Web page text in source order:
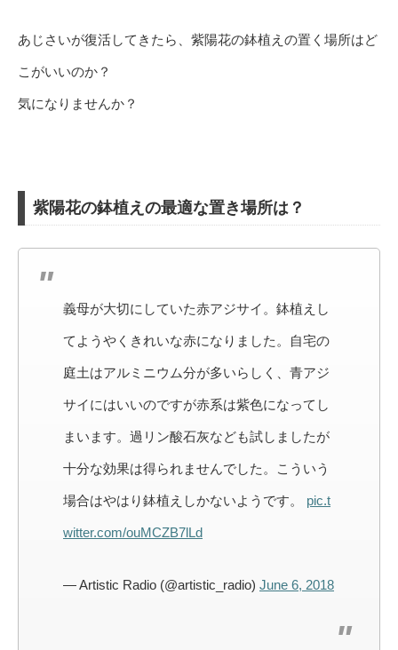
あじさいが復活してきたら、紫陽花の鉢植えの置く場所はど
こがいいのか？
気になりませんか？
紫陽花の鉢植えの最適な置き場所は？
義母が大切にしていた赤アジサイ。鉢植えし
てようやくきれいな赤になりました。自宅の
庭土はアルミニウム分が多いらしく、青アジ
サイにはいいのですが赤系は紫色になってし
まいます。過リン酸石灰なども試しましたが
十分な効果は得られませんでした。こういう
場合はやはり鉢植えしかないようです。 pic.t
witter.com/ouMCZB7lLd
— Artistic Radio (@artistic_radio) June 6, 2018